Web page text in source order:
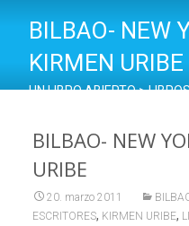
BILBAO- NEW
KIRMEN URIBE
UN LIBRO ABIERTO>
BILBAO- NEW
URIBE
20. marzo 2011
ESCRITORES, KIRMEN URIBE,